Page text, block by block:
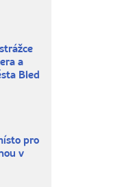
a
Bled
pro
v